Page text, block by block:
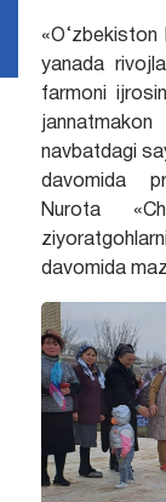
«O‘zbekiston
yanada
farmoni
navbatdagi
davomida
Nurota
davomida